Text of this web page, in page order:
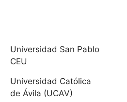
La
de
La
Universidad San Pablo
CEU
Universidad Católica
de Ávila (UCAV)